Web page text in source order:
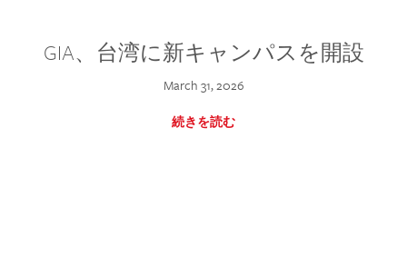
GIA、台湾に新キャンパスを開設
March 31, 2026
続きを読む